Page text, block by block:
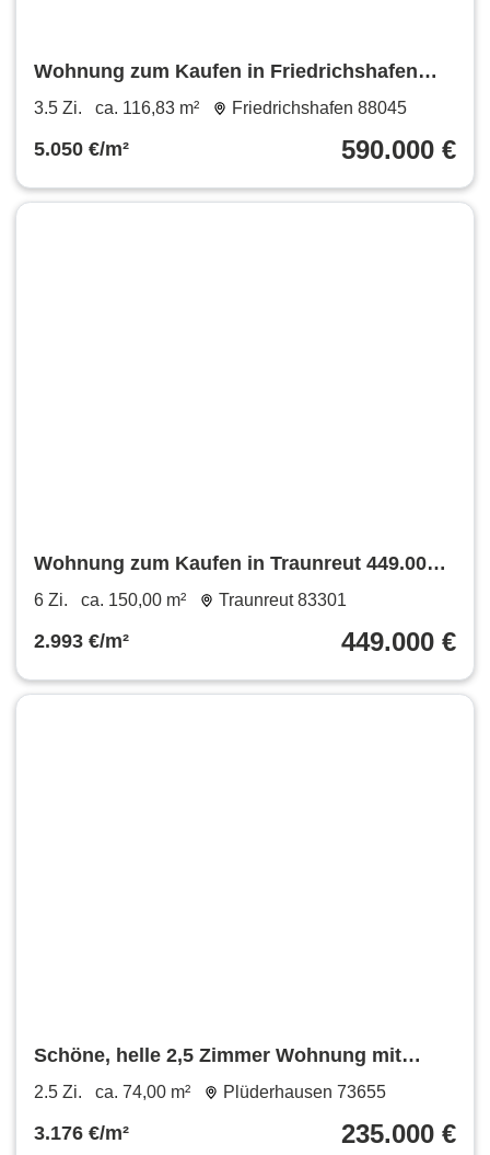
Wohnung zum Kaufen in Friedrichshafen
590.000 € 116.83 m²
3.5 Zi. ca. 116,83 m² Friedrichshafen 88045
5.050 €/m² 590.000 €
Wohnung zum Kaufen in Traunreut 449.000 €
150 m²
6 Zi. ca. 150,00 m² Traunreut 83301
2.993 €/m² 449.000 €
Schöne, helle 2,5 Zimmer Wohnung mit
Garage in Plüderhausen
2.5 Zi. ca. 74,00 m² Plüderhausen 73655
3.176 €/m² 235.000 €